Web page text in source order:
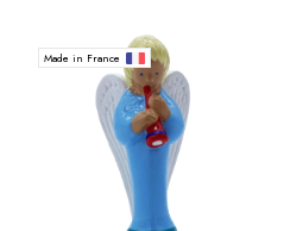
Made in France